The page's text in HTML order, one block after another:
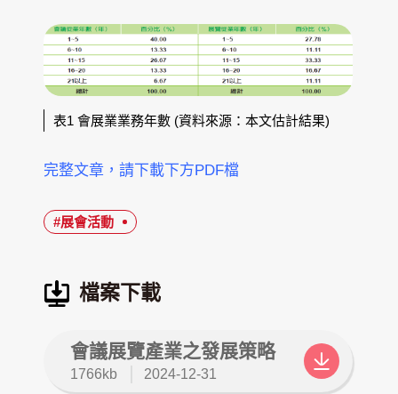
表1 會展業業務年數 (資料來源：本文估計結果)
完整文章，請下載下方PDF檔
#展會活動
檔案下載
會議展覽產業之發展策略
檔
1766kb
更
2024-12-31